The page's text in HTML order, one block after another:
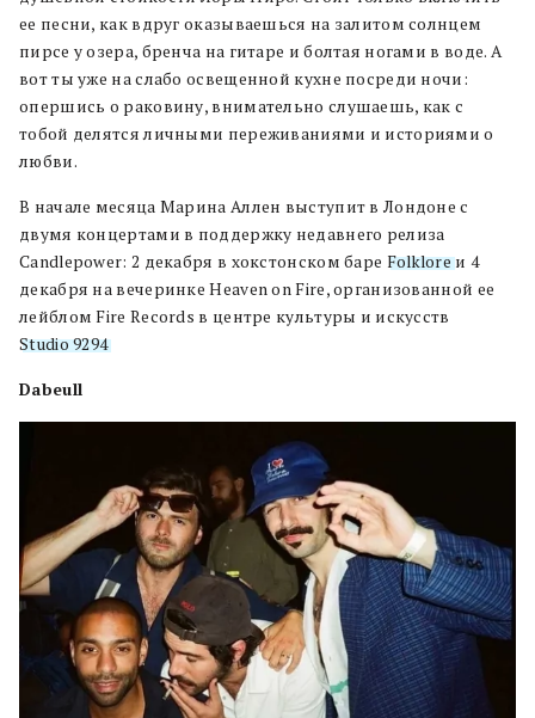
ее песни, как вдруг оказываешься на залитом солнцем
пирсе у озера, бренча на гитаре и болтая ногами в воде. А
вот ты уже на слабо освещенной кухне посреди ночи:
опершись о раковину, внимательно слушаешь, как с
тобой делятся личными переживаниями и историями о
любви.
В начале месяца Марина Аллен выступит в Лондоне с
двумя концертами в поддержку недавнего релиза
Candlepower: 2 декабря в хокстонском баре Folkloreи 4
декабря на вечеринке Heaven on Fire, организованной ее
лейблом Fire Records в центре культуры и искусств
Studio 9294.
Dabeull